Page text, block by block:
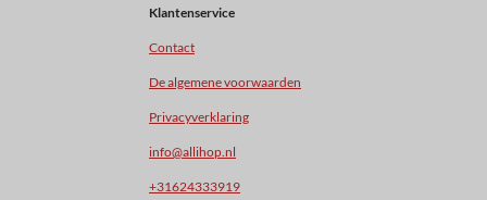
Klantenservice
Contact
De algemene voorwaarden
Privacyverklaring
info@allihop.nl
+31624333919